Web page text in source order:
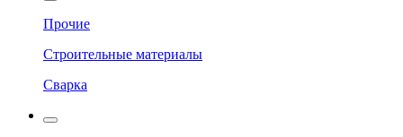
Прочие
Строительные материалы
Сварка